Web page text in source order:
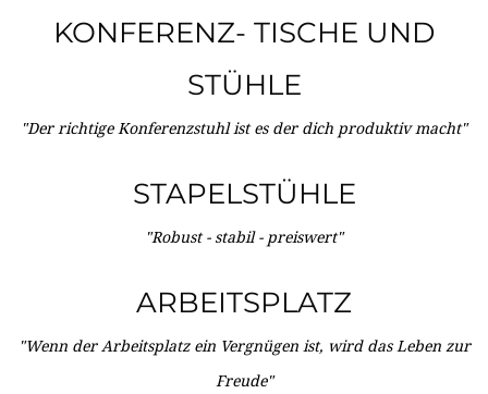
KONFERENZ- TISCHE UND
STÜHLE
"Der richtige Konferenzstuhl ist es der dich produktiv macht"
STAPELSTÜHLE
"Robust - stabil - preiswert"
ARBEITSPLATZ
"Wenn der Arbeitsplatz ein Vergnügen ist, wird das Leben zur
Freude"